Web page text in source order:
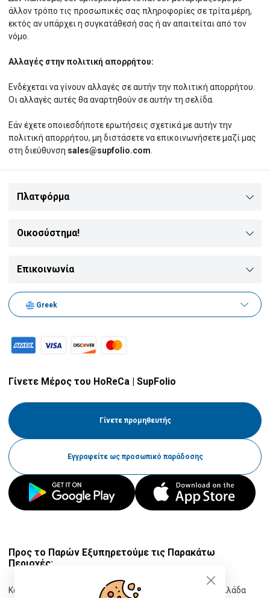
άλλον τρόπο τις προσωπικές σας πληροφορίες σε τρίτα μέρη,
εκτός αν υπάρχει η συγκατάθεσή σας ή αν απαιτείται από τον
νόμο.
Αλλαγές στην πολιτική απορρήτου:
Ενδέχεται να γίνουν αλλαγές σε αυτήν την πολιτική απορρήτου.
Οι αλλαγές αυτές θα αναρτηθούν σε αυτήν τη σελίδα.
Εάν έχετε οποιεσδήποτε ερωτήσεις σχετικά με αυτήν την
πολιτική απορρήτου, μη διστάσετε να επικοινωνήσετε μαζί μας
στη διεύθυνση sales@supfolio.com.
Πλατφόρμα
Οικοσύστημα!
Επικοινωνία
Greek
Γίνετε Μέρος του HoReCa | SupFolio
Γίνετε προμηθευτής
Εγγραφείτε ως προσωπικό παράδοσης
Προς το Παρών Εξυπηρετούμε τις Παρακάτω
Περιοχές:
Κατερίνη, Πιερία, ΕλλάδαΘεσσαλονίκη, Θεσσαλονίκη, Ελλάδα
Χειροποίητες Αρτοζύμες
Μουστάρδα
Πιπέρια & Μπαχαρικά
Wasabi
Μηλίτες
Ανθρακούχο Νερό
Ρετσίνα
Έτοιμα Cocktails
Ρούμι
Mixologist
Σαμπάνιες
Αφρώδης Οίνοι
Κούπες
Ποτήρια Τσαγιού
Σφηνοπότηρα
Μπολ Παγωτού
Αλατιέρες
Εξοπλισμός δωματίου
Κουβέρ